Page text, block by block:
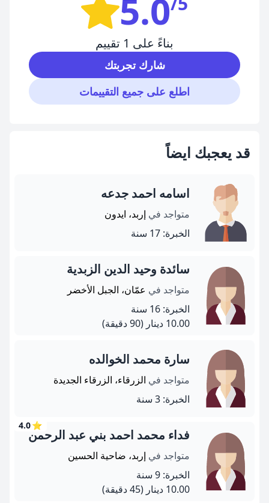
5.0
بناءً على 1 تقييم
شارك تجربتك
اطلع على جميع التقييمات
قد يعجبك ايضاً
اسامه احمد جدعه
متواجد في إربد، ايدون
الخبرة: 17 سنة
سائدة وحيد الدين الزبدية
متواجد في عمّان، الجبل الأخضر
الخبرة: 16 سنة
10.00 دينار
(90 دقيقة)
سارة محمد الخوالده
متواجد في الزرقاء، الزرقاء الجديدة
الخبرة: 3 سنة
⭐
4.0
فداء محمد احمد بني عبد الرحمن
متواجد في إربد، ضاحية الحسين
الخبرة: 9 سنة
10.00 دينار
(45 دقيقة)